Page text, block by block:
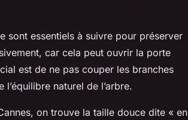
sont essentiels à suivre pour préserver
car cela peut ouvrir la porte
est de ne pas couper les branches
naturel de l’arbre.
on trouve la taille douce dite « en